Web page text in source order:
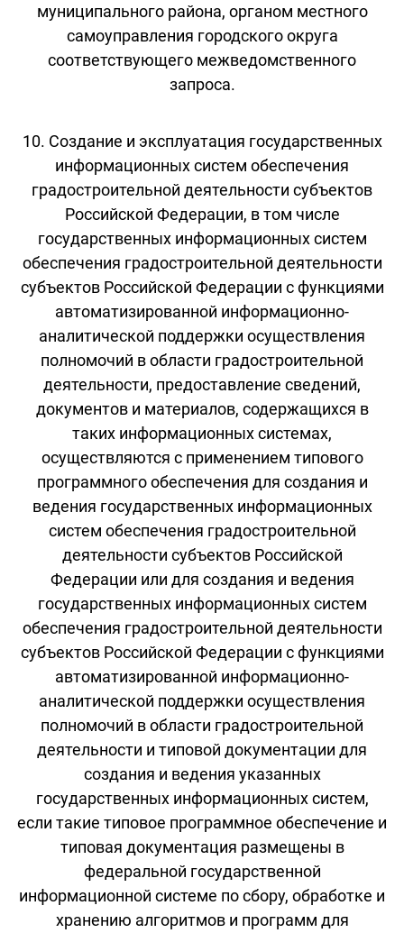
муниципального района, органом местного
самоуправления городского округа
соответствующего межведомственного
запроса.
10. Создание и эксплуатация государственных
информационных систем обеспечения
градостроительной деятельности субъектов
Российской Федерации, в том числе
государственных информационных систем
обеспечения градостроительной деятельности
субъектов Российской Федерации с функциями
автоматизированной информационно-
аналитической поддержки осуществления
полномочий в области градостроительной
деятельности, предоставление сведений,
документов и материалов, содержащихся в
таких информационных системах,
осуществляются с применением типового
программного обеспечения для создания и
ведения государственных информационных
систем обеспечения градостроительной
деятельности субъектов Российской
Федерации или для создания и ведения
государственных информационных систем
обеспечения градостроительной деятельности
субъектов Российской Федерации с функциями
автоматизированной информационно-
аналитической поддержки осуществления
полномочий в области градостроительной
деятельности и типовой документации для
создания и ведения указанных
государственных информационных систем,
если такие типовое программное обеспечение и
типовая документация размещены в
федеральной государственной
информационной системе по сбору, обработке и
хранению алгоритмов и программ для